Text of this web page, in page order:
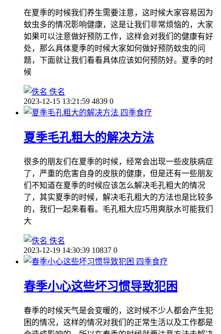
在夏季的时候我们养生需要注意，这时候大家容易因为
蚊虫多的情况影响健康，这是让我们非常烦恼的，大家
如果可以注意做好预防工作，这样会对我们的健康有好
处，那么具体夏季的时候大家如何做好预防蚊虫的问
题，下面就让我们看看具体应该如何预防好。夏季的时
候
佚名
2023-12-15 13:21:59 4839 0
四季食疗
夏季毛孔粗大的解决方法
很多的朋友们在夏季的时候，经常会出现一些皮肤病症
了，严重的危害自身的皮肤的健康，但是还有一些朋友
们不知道在夏季的时候应该怎么解决毛孔粗大的情况
了，其实夏季的时候，解决毛孔粗大的方法也是比较多
的，我们一起来看看。毛孔粗大应巧用爽肤水可能我们
大
佚名
2023-12-19 14:30:39 10837 0
四季食疗
春季小心这些坏习惯导致犯困
春季的时候天气是会变暖的，这时候不少人都会产生犯
困的情况，这样的情况对我们的正常生活以及工作都是